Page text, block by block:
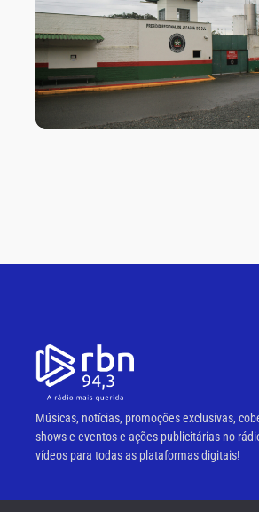
Músicas, notícias, promoções exclusivas,
shows e eventos e ações publicitárias no
vídeos para todas as plataformas digitais!